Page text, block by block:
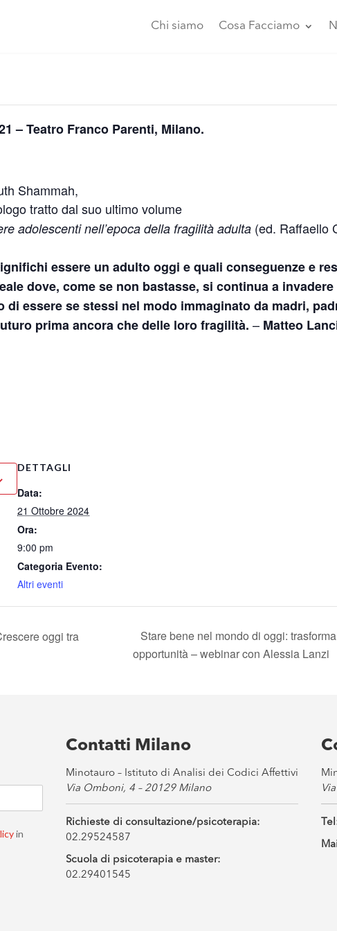
Chi siamo Cosa Facciamo
– Teatro Franco Parenti, Milano.
Shammah,
tratto dal suo ultimo volume
adolescenti nell’epoca della fragilità adulta (ed. Raffaello
essere un adulto oggi e quali conseguenze e
dove, come se non bastasse, si continua a
di essere se stessi nel modo immaginato da madri,
prima ancora che delle loro fragilità. – Matteo
DETTAGLI
Data:
21 Ottobre 2024
Ora:
9:00 pm
Categoria Evento:
Altri eventi
oggi tra
Stare bene nel mondo di oggi:
opportunità – webinar con Alessia Lanzi
in
Contatti Milano
Minotauro – Istituto di Analisi dei Codici Affettivi
Via Omboni, 4 – 20129 Milano
Richieste di consultazione/psicoterapia:
02.29524587
Scuola di psicoterapia e master:
02.29401545